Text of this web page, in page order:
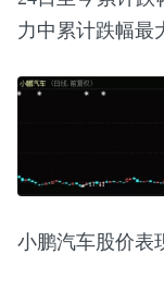
力中累计跌幅最
小鹏汽车股价表